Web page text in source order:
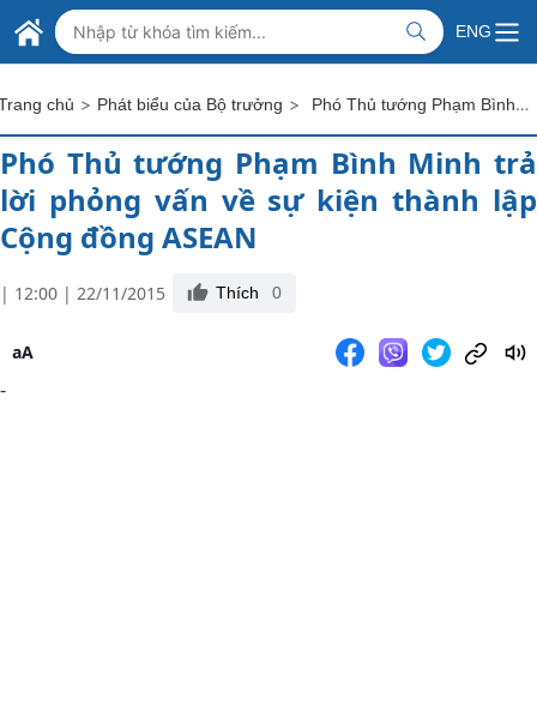
Skip to Main Content
BỘ NGOẠI GIAO VIỆT NAM
MINISTRY OF FOREIGN AFFAIRS
ENG
chủ > Phát biểu của Bộ trưởng > Phó Thủ tướng Phạm Bình Minh trả lời phỏng vấn về sự kiện thành lập Cộng đồng ASEAN
Phó Thủ tướng Phạm Bình Minh trả
lời phỏng vấn về sự kiện thành lập
Cộng đồng ASEAN
| 12:00 | 22/11/2015 Thích 0
aA
-